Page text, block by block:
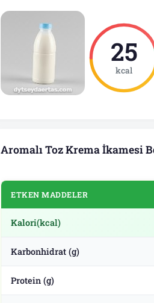
25
kcal
Aromalı Toz Krema İkamesi
ETKEN MADDELER
Kalori(kcal)
Karbonhidrat (g)
Protein (g)